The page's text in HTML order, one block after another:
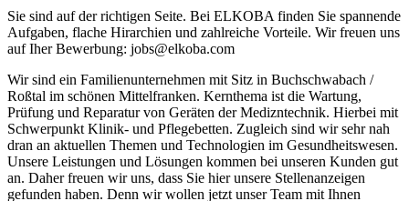
Sie sind auf der richtigen Seite. Bei ELKOBA finden Sie spannende
Aufgaben, flache Hirarchien und zahlreiche Vorteile. Wir freuen uns
auf Iher Bewerbung: jobs@elkoba.com
Wir sind ein Familienunternehmen mit Sitz in Buchschwabach /
Roßtal im schönen Mittelfranken. Kernthema ist die Wartung,
Prüfung und Reparatur von Geräten der Medizntechnik. Hierbei mit
Schwerpunkt Klinik- und Pflegebetten. Zugleich sind wir sehr nah
dran an aktuellen Themen und Technologien im Gesundheitswesen.
Unsere Leistungen und Lösungen kommen bei unseren Kunden gut
an. Daher freuen wir uns, dass Sie hier unsere Stellenanzeigen
gefunden haben. Denn wir wollen jetzt unser Team mit Ihnen